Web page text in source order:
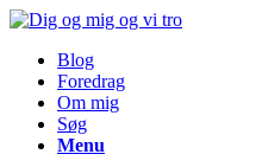
Blog
Foredrag
Om mig
Søg
Menu